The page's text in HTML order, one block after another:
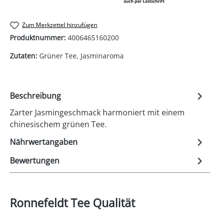
Zum Merkzettel hinzufügen
Produktnummer: 4006465160200
Zutaten: Grüner Tee, Jasminaroma
Beschreibung
Zarter Jasmingeschmack harmoniert mit einem
chinesischem grünen Tee.
Nährwertangaben
Bewertungen
Ronnefeldt Tee Qualität